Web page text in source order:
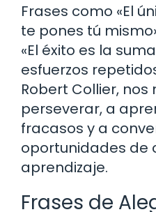
Frases como «El
te pones tú
«El éxito es la
esfuerzos
Robert Collier, nos
perseverar, a
fracasos y a
oportunidades de
aprendizaje.
Frases de